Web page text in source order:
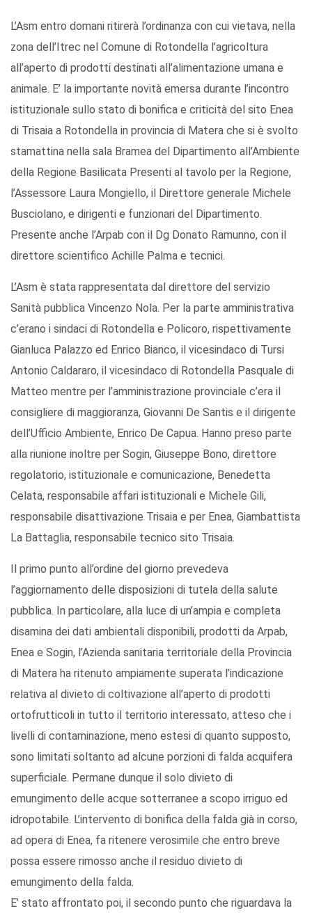
L’Asm entro domani ritirerà l’ordinanza con cui vietava, nella
zona dell’Itrec nel Comune di Rotondella l’agricoltura
all’aperto di prodotti destinati all’alimentazione umana e
animale. E’ la importante novità emersa durante l’incontro
istituzionale sullo stato di bonifica e criticità del sito Enea
di Trisaia a Rotondella in provincia di Matera che si è svolto
stamattina nella sala Bramea del Dipartimento all’Ambiente
della Regione Basilicata Presenti al tavolo per la Regione,
l’Assessore Laura Mongiello, il Direttore generale Michele
Busciolano, e dirigenti e funzionari del Dipartimento.
Presente anche l’Arpab con il Dg Donato Ramunno, con il
direttore scientifico Achille Palma e tecnici.
L’Asm è stata rappresentata dal direttore del servizio
Sanità pubblica Vincenzo Nola. Per la parte amministrativa
c’erano i sindaci di Rotondella e Policoro, rispettivamente
Gianluca Palazzo ed Enrico Bianco, il vicesindaco di Tursi
Antonio Caldararo, il vicesindaco di Rotondella Pasquale di
Matteo mentre per l’amministrazione provinciale c’era il
consigliere di maggioranza, Giovanni De Santis e il dirigente
dell’Ufficio Ambiente, Enrico De Capua. Hanno preso parte
alla riunione inoltre per Sogin, Giuseppe Bono, direttore
regolatorio, istituzionale e comunicazione, Benedetta
Celata, responsabile affari istituzionali e Michele Gili,
responsabile disattivazione Trisaia e per Enea, Giambattista
La Battaglia, responsabile tecnico sito Trisaia.
Il primo punto all’ordine del giorno prevedeva
l’aggiornamento delle disposizioni di tutela della salute
pubblica. In particolare, alla luce di un’ampia e completa
disamina dei dati ambientali disponibili, prodotti da Arpab,
Enea e Sogin, l’Azienda sanitaria territoriale della Provincia
di Matera ha ritenuto ampiamente superata l’indicazione
relativa al divieto di coltivazione all’aperto di prodotti
ortofrutticoli in tutto il territorio interessato, atteso che i
livelli di contaminazione, meno estesi di quanto supposto,
sono limitati soltanto ad alcune porzioni di falda acquifera
superficiale. Permane dunque il solo divieto di
emungimento delle acque sotterranee a scopo irriguo ed
idropotabile. L’intervento di bonifica della falda già in corso,
ad opera di Enea, fa ritenere verosimile che entro breve
possa essere rimosso anche il residuo divieto di
emungimento della falda.
E’ stato affrontato poi, il secondo punto che riguardava la